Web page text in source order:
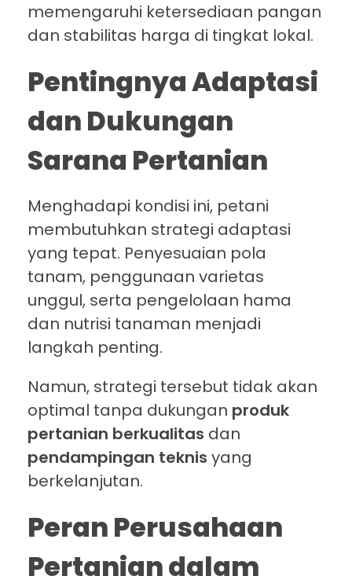
memengaruhi ketersediaan pangan
dan stabilitas harga di tingkat lokal.
Pentingnya Adaptasi
dan Dukungan
Sarana Pertanian
Menghadapi kondisi ini, petani
membutuhkan strategi adaptasi
yang tepat. Penyesuaian pola
tanam, penggunaan varietas
unggul, serta pengelolaan hama
dan nutrisi tanaman menjadi
langkah penting.
Namun, strategi tersebut tidak akan
optimal tanpa dukungan produk
pertanian berkualitas dan
pendampingan teknis yang
berkelanjutan.
Peran Perusahaan
Pertanian dalam